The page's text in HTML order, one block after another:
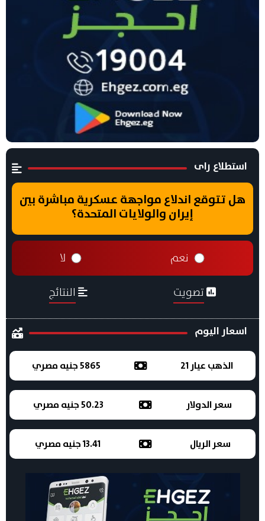
استطلاع راى
هل تتوقع اندلاع مواجهة عسكرية مباشرة بين
إيران والولايات المتحدة؟
نعم لا
تصويت النتائج
اسعار اليوم
الذهب عيار 21 5865 جنيه مصري
سعر الدولار 50.23 جنيه مصري
سعر الريال 13.41 جنيه مصري